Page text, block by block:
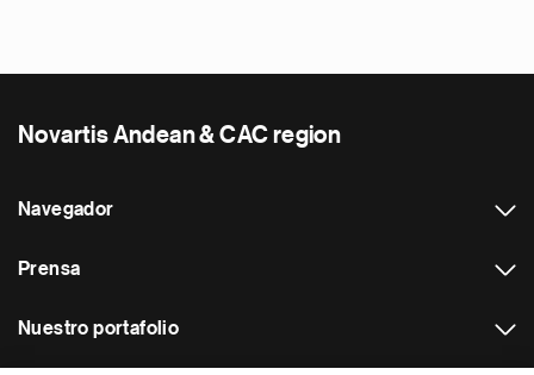
Novartis Andean & CAC region
Navegador
Prensa
Nuestro portafolio